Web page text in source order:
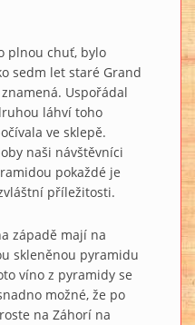
plnou chuť, bylo
sedm let staré Grand
Uspořádal
láhví toho
ve sklepě.
naši návštěvníci
pokaždé je
příležitosti.
západě mají na
skleněnou pyramidu
víno z pyramidy se
možné, že po
na Záhorí na